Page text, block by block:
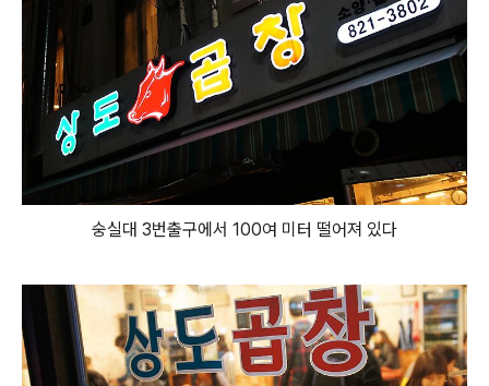
숭실대 3번출구에서 100여 미터 떨어져 있다